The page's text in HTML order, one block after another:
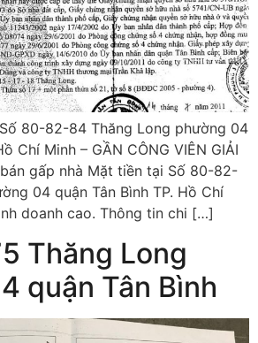
80-82-84 Thăng Long phường 04
Chí Minh – GẦN CÔNG VIÊN GIẢI
bán gấp nhà Mặt tiền tại Số 80-82-
04 quận Tân Bình TP. Hồ Chí
doanh cao. Thông tin chi […]
Thăng Long
quận Tân Bình